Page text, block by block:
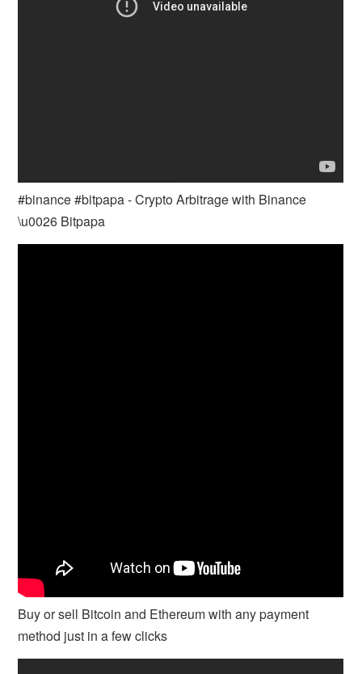
#binance #bitpapa - Crypto Arbitrage with Binance
\u0026 Bitpapa
Buy or sell Bitcoin and Ethereum with any payment
method just in a few clicks